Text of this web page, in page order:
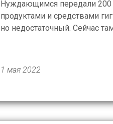
Нуждающимся передали 200
продуктами и средствами
но недостаточный. Сейчас
1 мая 2022